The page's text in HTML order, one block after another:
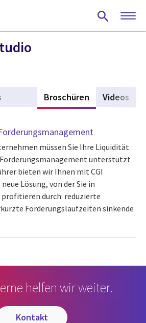
Broschüren (active tab)
Videos
müssen Sie Ihre Liquidität
unterstützt
bieten wir Ihnen mit CGI
Lösung, von der Sie in
durch: reduzierte
Forderungslaufzeiten sinkende
helfen wir weiter.
kontakt